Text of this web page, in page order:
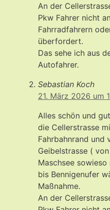
An der
Pkw Fahrer nicht
Fahrradfahrern
überfordert.
Das sehe ich aus
Autofahrer.
Sebastian Koch
21. März 2026 um
Alles schön und
die Cellerstrasse
Fahrbahnrand und
Geibelstrasse (
Maschsee
bis Bennigenufer
Maßnahme.
An der